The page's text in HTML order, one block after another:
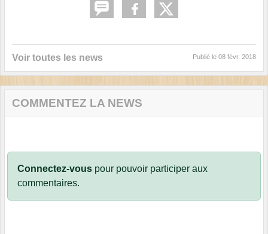
Voir toutes les news Publié le 08 févr. 2018
COMMENTEZ LA NEWS
Connectez-vous pour pouvoir participer aux
commentaires.